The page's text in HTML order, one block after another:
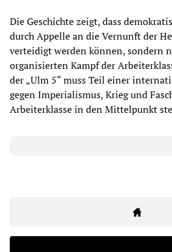
Die Geschichte zeigt, dass
durch Appelle an die Vernunft der
verteidigt werden können, sondern
organisierten Kampf der
der „Ulm 5“ muss Teil einer
gegen Imperialismus, Krieg und
Arbeiterklasse in den Mittelpunkt